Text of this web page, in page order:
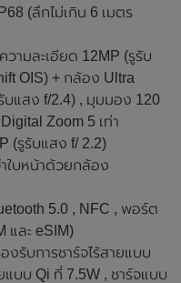
(ลึกไม่เกิน 6 เมตร
ามละเอียด 12MP (รูรับ
OIS) + กล้อง Ultra
บแสง f/2.4) , มุมมอง 120
Zoom 5 เท่า
(รูรับแสง f/ 2.2)
ใบหน้าด้วยกล้อง
5.0 , NFC , พอร์ต
และ eSIM)
งรับการชาร์จไร้สายแบบ
แบบ Qi ที่ 7.5W , ชาร์จแบบ